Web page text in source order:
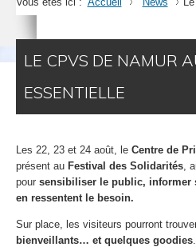
LE CPVS DE NAMUR
ESSENTIELLE
Les 22, 23 et 24 août, le Centre de
présent au Festival des Solidarités ,
pour sensibiliser le public, informer
en ressentent le besoin.
Sur place, les visiteurs pourront
bienveillants… et quelques goodies